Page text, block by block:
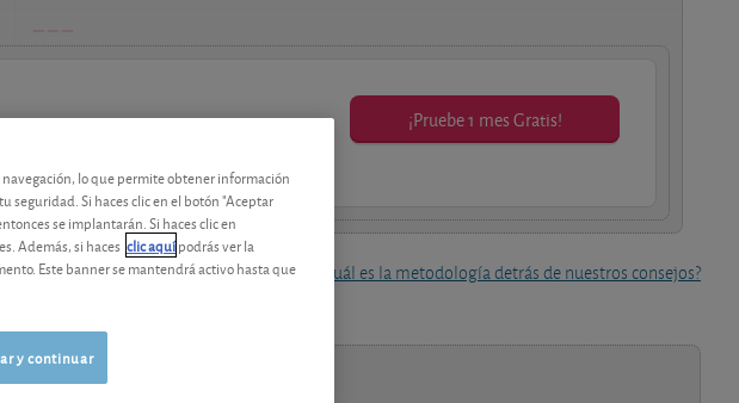
¡Pruebe 1 mes Gratis!
¿Cuál es la metodología detrás de nuestros consejos?
lo que permite obtener información
seguridad. Si haces clic en el botón "Aceptar
se implantarán. Si haces clic en
Además, si haces clic aquípodrás ver la
Este banner se mantendrá activo hasta que
y continuar